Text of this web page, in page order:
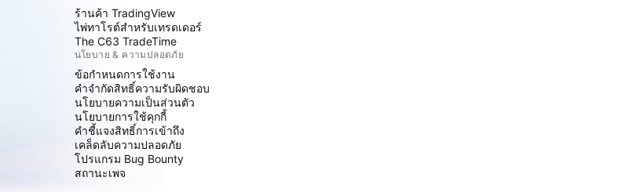
ร้านค้า TradingView
ไพ่ทาโรต์สำหรับเทรดเดอร์
The C63 TradeTime
นโยบาย & ความปลอดภัย
ข้อกำหนดการใช้งาน
คำจำกัดสิทธิ์ความรับผิดชอบ
นโยบายความเป็นส่วนตัว
นโยบายการใช้คุกกี้
คำชี้แจงสิทธิ์การเข้าถึง
เคล็ดลับความปลอดภัย
โปรแกรม Bug Bounty
สถานะเพจ